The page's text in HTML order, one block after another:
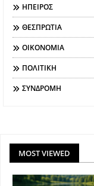
ΗΠΕΙΡΟΣ
ΘΕΣΠΡΩΤΙΑ
ΟΙΚΟΝΟΜΙΑ
ΠΟΛΙΤΙΚΗ
ΣΥΝΔΡΟΜΗ
MOST VIEWED